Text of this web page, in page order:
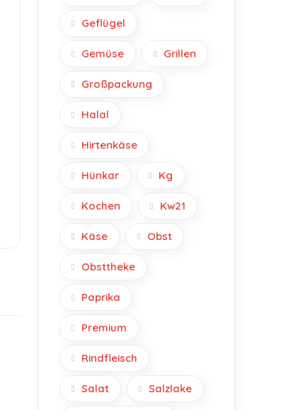
Geflügel
Gemüse Grillen
Großpackung
Halal
Hirtenkäse
Hünkar Kg
Kochen Kw21
Käse Obst
Obsttheke
Paprika
Premium
Rindfleisch
Salat Salzlake